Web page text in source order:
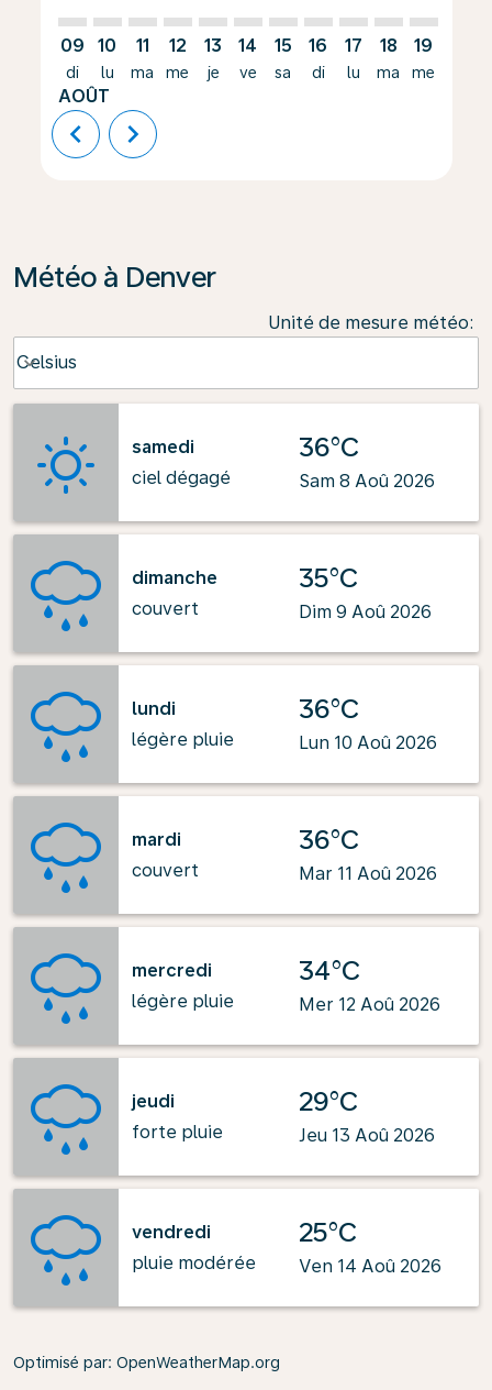
09
di
AOÛT
10
lu
11
ma
12
me
13
je
14
ve
15
sa
16
di
17
lu
18
ma
19
me
chevron_left chevron_right
Météo à Denver
Unité de mesure météo:
Celsius
keyboard_arrow_down
samedi
ciel dégagé
36°C
Sam 8 Aoû 2026
dimanche
couvert
35°C
Dim 9 Aoû 2026
lundi
légère pluie
36°C
Lun 10 Aoû 2026
mardi
couvert
36°C
Mar 11 Aoû 2026
mercredi
légère pluie
34°C
Mer 12 Aoû 2026
jeudi
forte pluie
29°C
Jeu 13 Aoû 2026
vendredi
pluie modérée
25°C
Ven 14 Aoû 2026
Optimisé par: OpenWeatherMap.org